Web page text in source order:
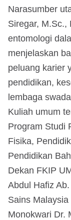
Narasumber
Siregar, M.Sc.,
entomologi
menjelaskan
peluang karier
pendidikan,
lembaga
Kuliah umum
Program Studi
Fisika,
Pendidikan
Dekan FKIP
Abdul Hafiz
Sains
Monokwari Dr.